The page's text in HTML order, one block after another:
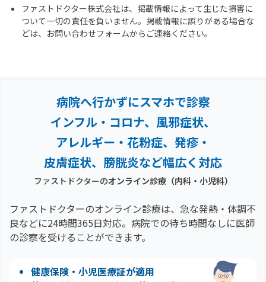
ファストドクター株式会社は、掲載情報によって生じた損害に
ついて一切の責任を負いません。掲載情報に誤りがある場合な
どは、お問い合わせフォームからご連絡ください。
病院へ行かずにスマホで診察
インフル・コロナ、風邪症状、
アレルギー・花粉症、 発疹・
皮膚症状、膀胱炎など幅広く対応
ファストドクターのオンライン診療（内科・小児科）
ファストドクターのオンライン診療は、急な発熱・体調不
良などに24時間365日対応。 病院での待ち時間なしに医師
の診察を受けることができます。
健康保険・小児医療証が適用